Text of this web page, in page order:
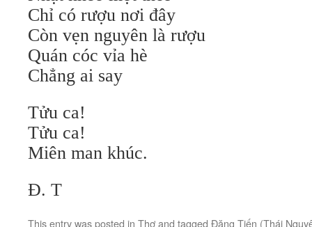
Chỉ có rượu nơi đây
Còn vẹn nguyên là rượu
Quán cóc vỉa hè
Chẳng ai say
Tửu ca!
Tửu ca!
Miên man khúc.
Đ. T
This entry was posted in Thơand tagged Đặng Tiến (Thái